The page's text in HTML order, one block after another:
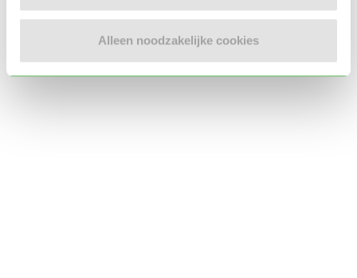
Alleen noodzakelijke cookies
Locatie oppasadres (Tilburg)